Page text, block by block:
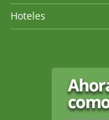
Hoteles